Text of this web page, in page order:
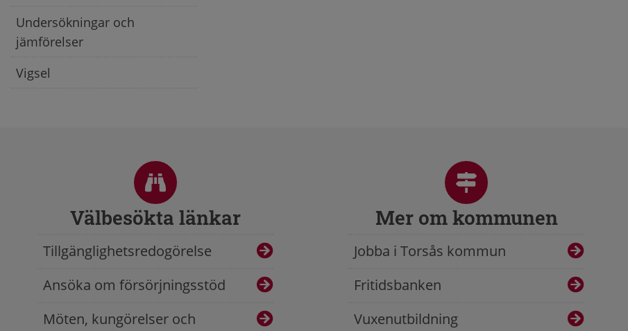
Undersökningar och
jämförelser
Vigsel
Välbesökta länkar
Tillgänglighetsredogörelse
Ansöka om försörjningsstöd
Möten, kungörelser och
Mer om kommunen
Jobba i Torsås kommun
Fritidsbanken
Vuxenutbildning